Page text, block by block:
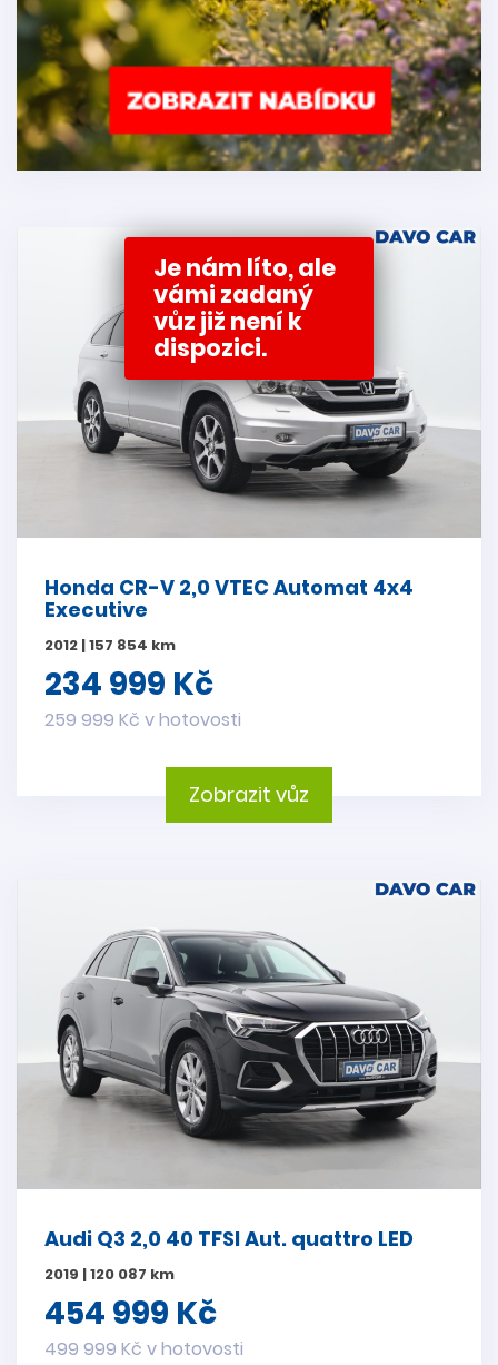
Je nám líto, ale
vámi zadaný
vůz již není k
dispozici.
Honda CR-V 2,0 VTEC Automat 4x4
Executive
2012 | 157 854 km
234 999 Kč
259 999 Kč v hotovosti
Zobrazit vůz
Audi Q3 2,0 40 TFSI Aut. quattro LED
2019 | 120 087 km
454 999 Kč
499 999 Kč v hotovosti